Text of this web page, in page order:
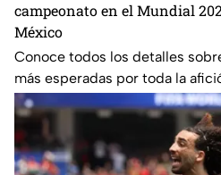
campeonato en el Mundial
México
Conoce todos los detalles
más esperadas por toda la